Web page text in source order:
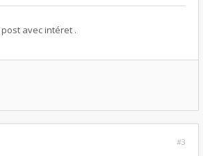
avec intéret .
#3